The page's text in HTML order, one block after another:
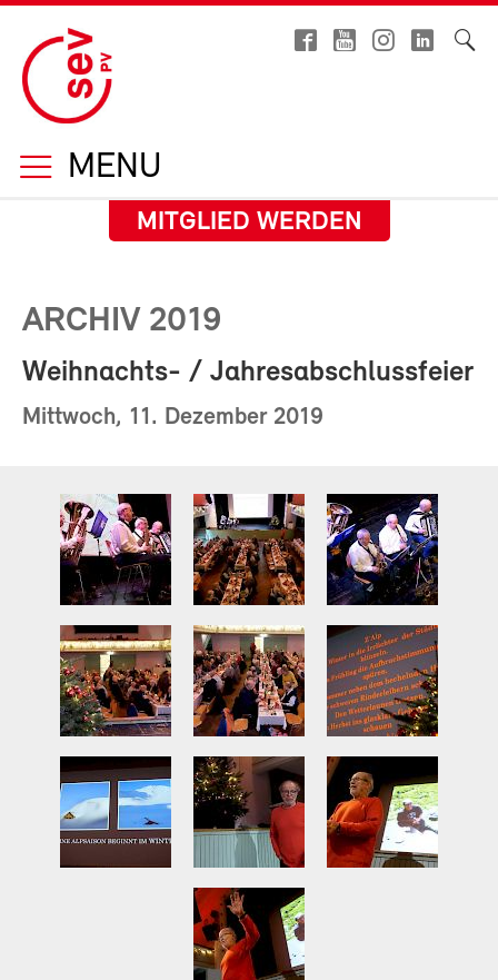
MENU
MITGLIED WERDEN
ARCHIV 2019
Weihnachts- / Jahresabschlussfeier
Mittwoch, 11. Dezember 2019